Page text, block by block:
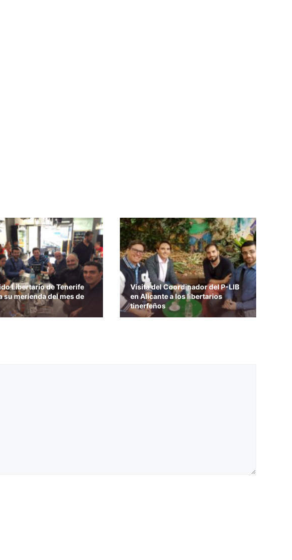
Libertario de Tenerife
su merienda del mes de
Visita del Coordinador del P-LIB
en Alicante a los libertarios
tinerfeños